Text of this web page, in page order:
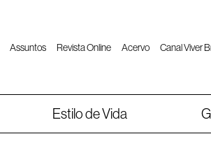
Assuntos Revista Online Acervo Canal Viver
Estilo de Vida